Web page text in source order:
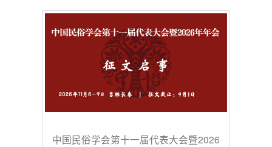
中国民俗学会第十一届代表大会暨2026